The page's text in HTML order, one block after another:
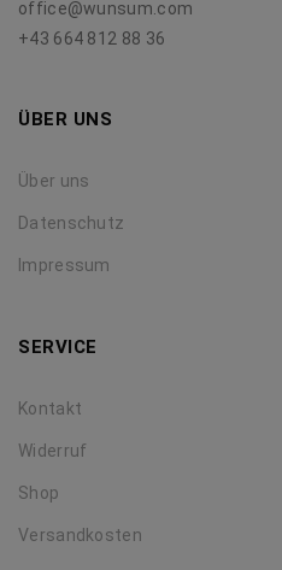
office@wunsum.com
+43 664 812 88 36
ÜBER UNS
Über uns
Datenschutz
Impressum
SERVICE
Kontakt
Widerruf
Shop
Versandkosten